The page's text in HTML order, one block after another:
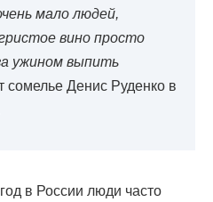
мало людей,
вино просто
ужином выпить
сомелье Денис Руденко в
в России люди часто